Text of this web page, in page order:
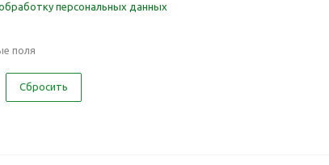
персональных данных
поля
Сбросить